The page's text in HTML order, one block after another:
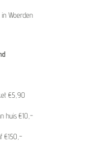
Woerden
€5,90
huis €10,-
€150,-